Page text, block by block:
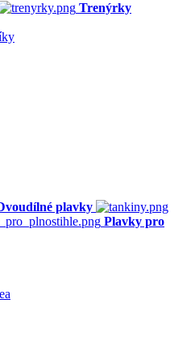
Trenýrky
plavky
Plavky pro